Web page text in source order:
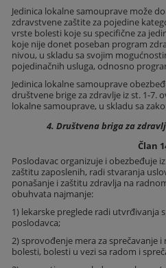
Jedinica lokalne samouprave može
zdravstvene zaštite za pojedine
vrste bolesti koje su specifične za
koje nije donet poseban program
nivou, u skladu sa svojim
pojedinačnih usluga, odnosno
Jedinica lokalne samouprave
društvene brige za zdravlje iz st. 1-7.
lokalne samouprave, u skladu sa
4. Društvena briga za
Član
Poslodavac organizuje i obezbeđuje
zaštitu zaposlenih, radi stvaranja
ponašanje i zaštitu zdravlja na
obuhvata najmanje:
1) lekarske preglede radi utvrđivanja
poslodavca;
2) sprovođenje mera za sprečavanje
bolesti, bolesti u vezi sa radom i